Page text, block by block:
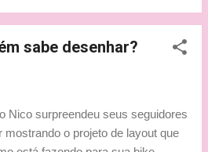
de Webber nas etapas restantes,
não está acabada, então vamos
"Sou a última pessoa a
pela frente, e todos nós vimos
podem mudar rapidamente." No
liderava o GP da Coreia e estava
sabe desenhar?
Nico surpreendeu seus seguidores
mostrando o projeto de layout que